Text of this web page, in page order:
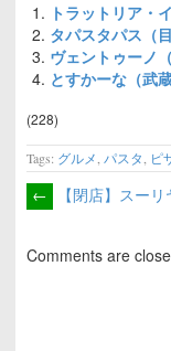
トラットリア・
タパスタパス（目
ヴェントゥーノ
とすかーな（武
(228)
Tags: グルメ パスタ ピ
← 【閉店】スーリ
Comments are